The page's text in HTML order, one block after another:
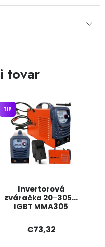
tovar
Invertorová
zváračka 20-305A
IGBT MMA305
TIP
€73,32